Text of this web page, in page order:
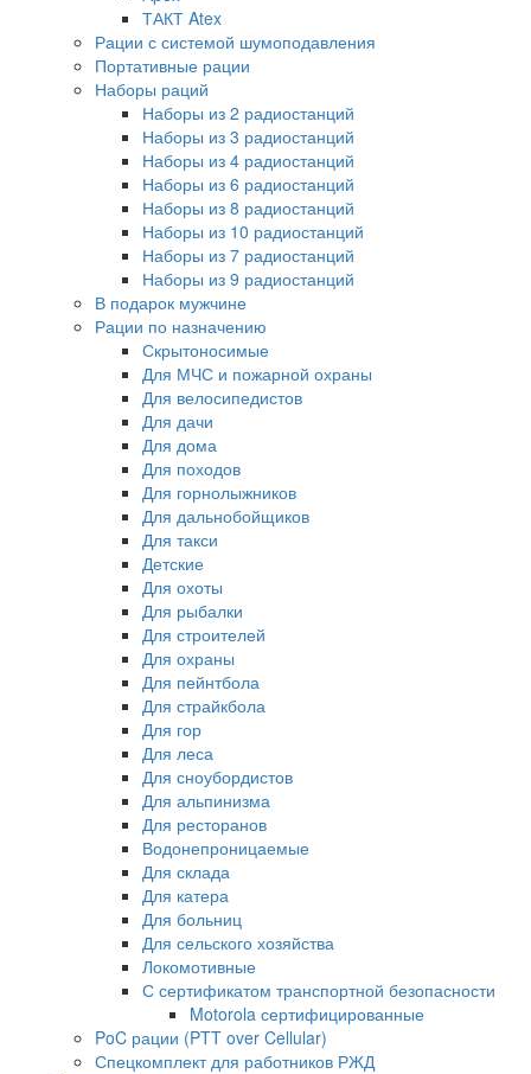
ТАКТ Atex
Рации с системой шумоподавления
Портативные рации
Наборы раций
Наборы из 2 радиостанций
Наборы из 3 радиостанций
Наборы из 4 радиостанций
Наборы из 6 радиостанций
Наборы из 8 радиостанций
Наборы из 10 радиостанций
Наборы из 7 радиостанций
Наборы из 9 радиостанций
В подарок мужчине
Рации по назначению
Скрытоносимые
Для МЧС и пожарной охраны
Для велосипедистов
Для дачи
Для дома
Для походов
Для горнолыжников
Для дальнобойщиков
Для такси
Детские
Для охоты
Для рыбалки
Для строителей
Для охраны
Для пейнтбола
Для страйкбола
Для гор
Для леса
Для сноубордистов
Для альпинизма
Для ресторанов
Водонепроницаемые
Для склада
Для катера
Для больниц
Для сельского хозяйства
Локомотивные
С сертификатом транспортной безопасности
Motorola сертифицированные
PoC рации (PTT over Cellular)
Спецкомплект для работников РЖД